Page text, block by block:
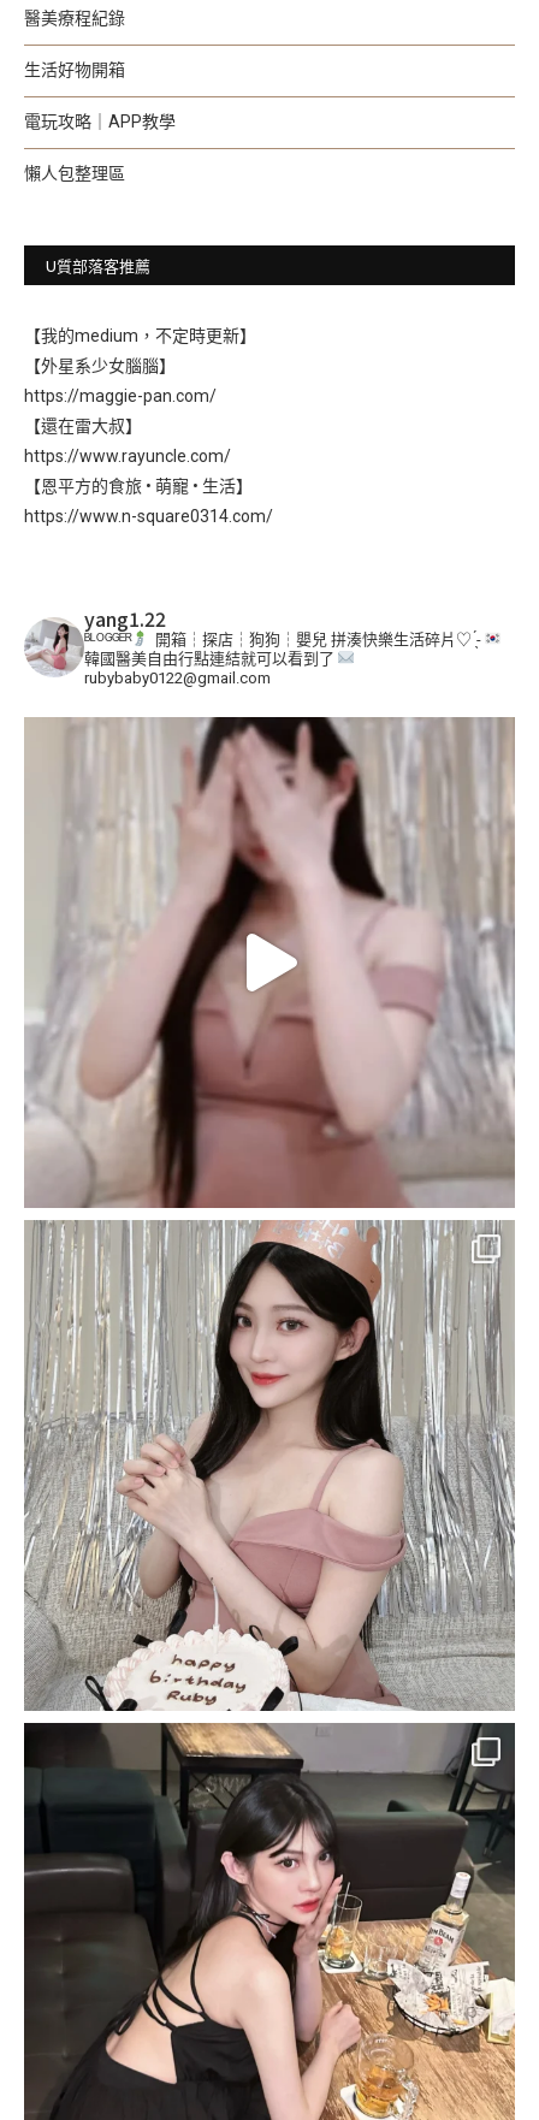
醫美療程紀錄
生活好物開箱
電玩攻略｜APP教學
懶人包整理區
U質部落客推薦
【我的medium，不定時更新】
【外星系少女腦腦】
https://maggie-pan.com/
【還在雷大叔】
https://www.rayuncle.com/
【恩平方的食旅 • 萌寵 • 生活】
https://www.n-square0314.com/
yang1.22
ᴮᴸᴼᴳᴳᴱᴿ 開箱┆探店┆狗狗┆嬰兒 拼湊快樂生活碎片♡ ̖́-
韓國醫美自由行點連結就可以看到了
rubybaby0122@gmail.com